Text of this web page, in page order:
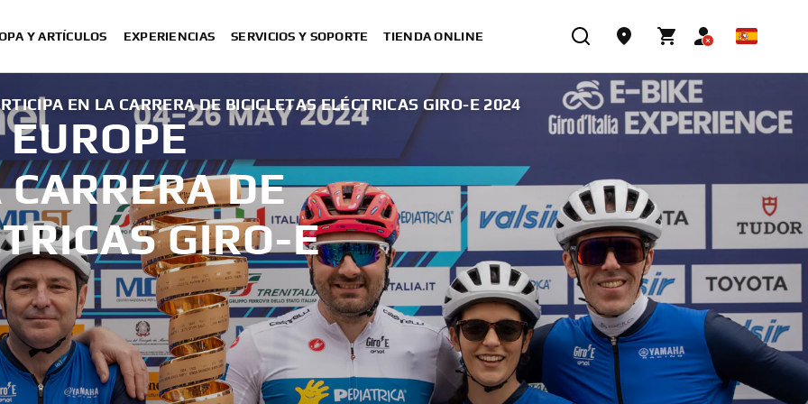
Y ARTÍCULOS EXPERIENCIAS SERVICIOS Y SOPORTE TIENDA ONLINE
EN LA CARRERA DE BICICLETAS ELÉCTRICAS GIRO-E 2024
DE
GIRO-E